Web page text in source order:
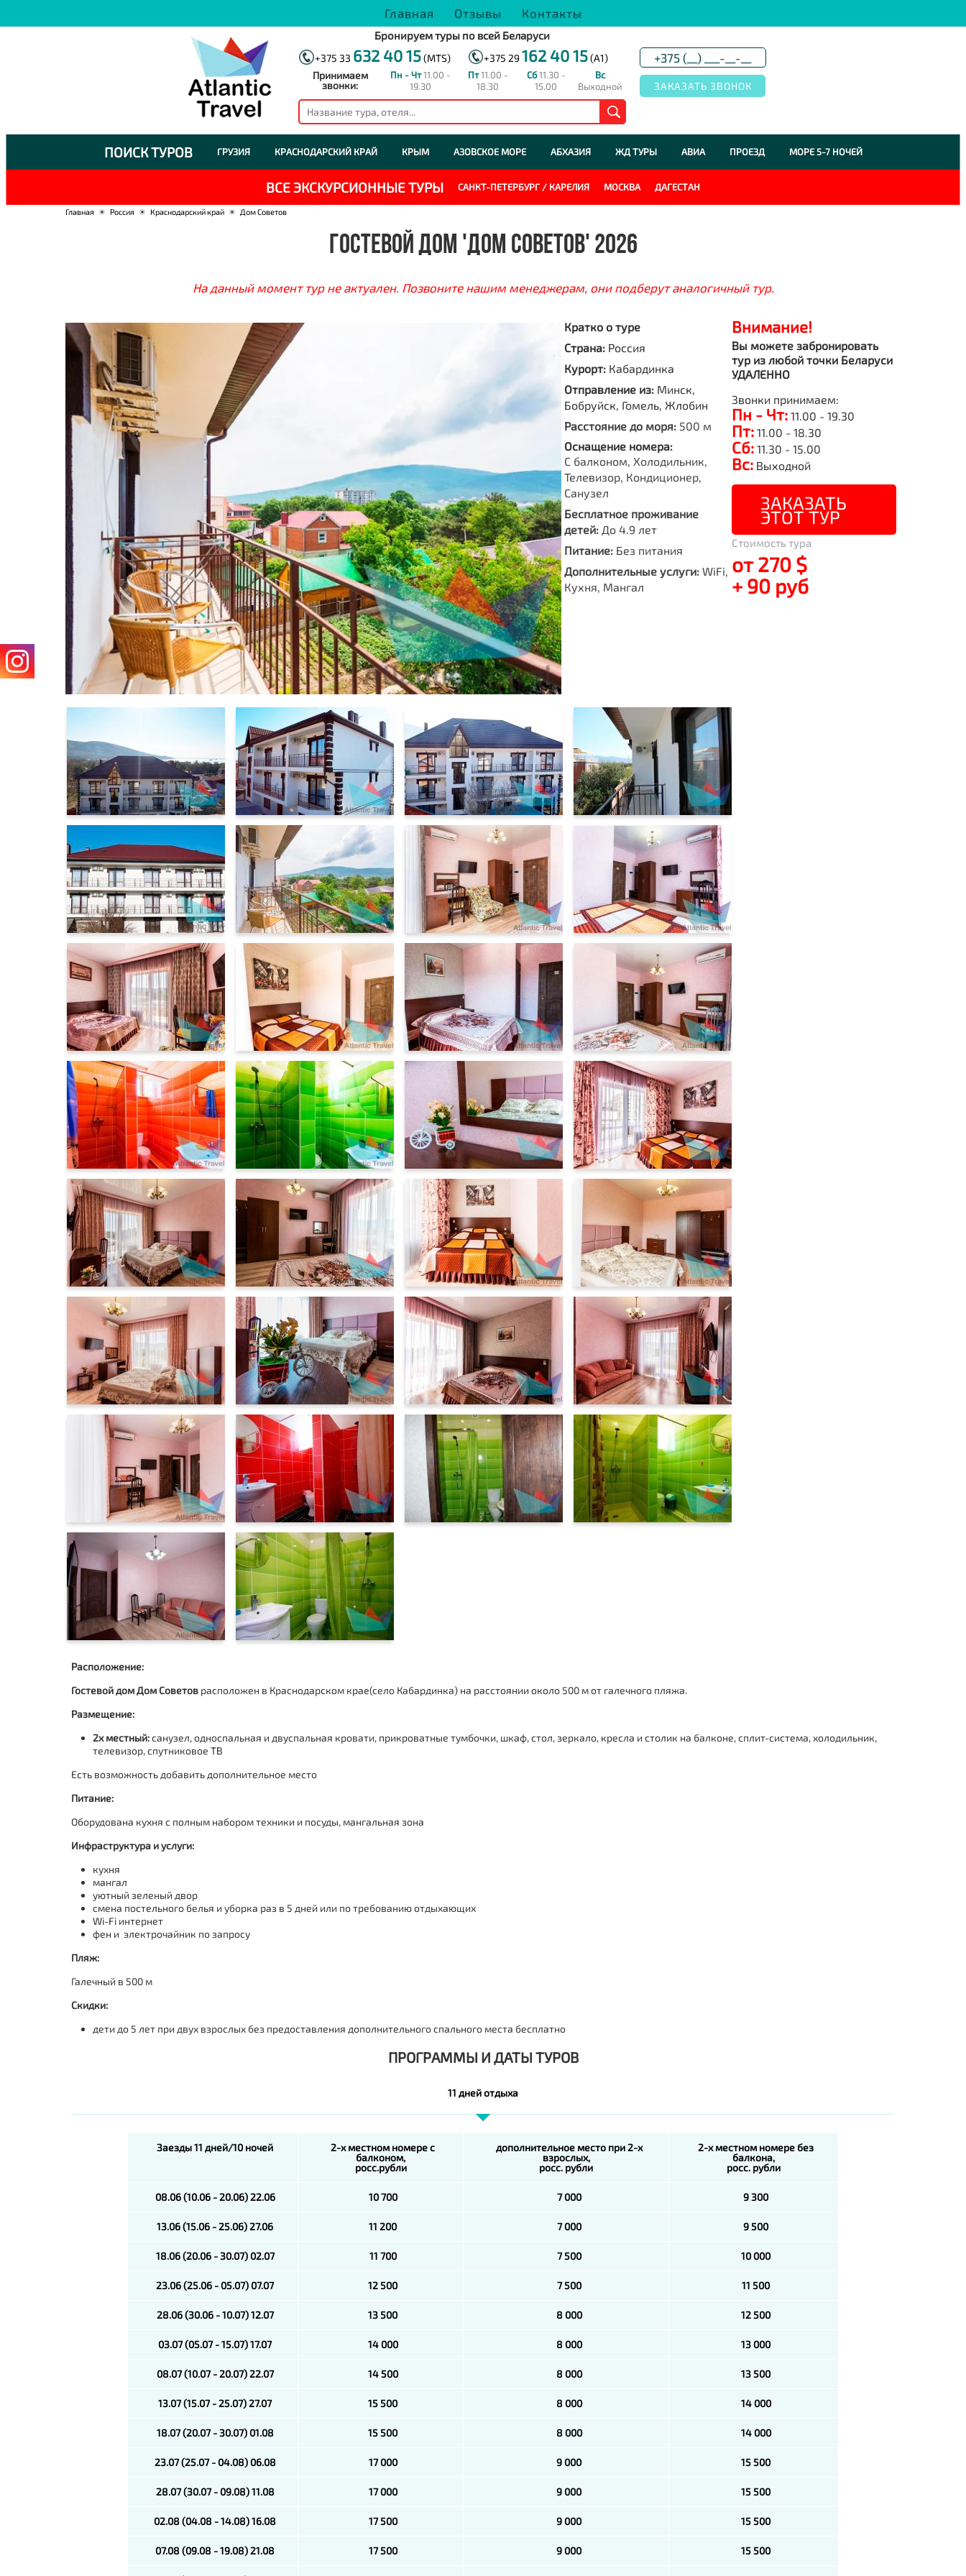
Главная Отзывы Контакты
Бронируем туры по всей Беларуси
+375 33 632 40 15(MTS) +375 29 162 40 15(A1)
Принимаем
звонки:
Пн - Чт11.00 -
19.30
Пт11.00 -
18.30
Сб11.30 -
15.00
Вс
Выходной
ПОИСК ТУРОВ ГРУЗИЯ КРАСНОДАРСКИЙ КРАЙ КРЫМ АЗОВСКОЕ МОРЕ АБХАЗИЯ ЖД ТУРЫ АВИА ПРОЕЗД МОРЕ 5-7 НОЧЕЙ
ВСЕ ЭКСКУРСИОННЫЕ ТУРЫ САНКТ-ПЕТЕРБУРГ / КАРЕЛИЯ МОСКВА ДАГЕСТАН
Главная ☀ Россия ☀ Краснодарский край ☀ Дом Советов
ГОСТЕВОЙ ДОМ 'ДОМ СОВЕТОВ' 2026
На данный момент тур не актуален. Позвоните нашим менеджерам, они подберут аналогичный тур.
Кратко о туре
Страна: Россия
Курорт: Кабардинка
Отправление из: Минск,
Бобруйск, Гомель, Жлобин
Расстояние до моря:500 м
Оснащение номера:
С балконом, Холодильник,
Телевизор, Кондиционер,
Санузел
Бесплатное проживание
детей:До 4.9 лет
Питание:Без питания
Дополнительные услуги:WiFi,
Кухня, Мангал
Внимание!
Вы можете забронировать
тур из любой точки Беларуси
УДАЛЕННО
Звонки принимаем:
Пн - Чт:11.00 - 19.30
Пт:11.00 - 18.30
Сб:11.30 - 15.00
Вс:Выходной
ЗАКАЗАТЬ
ЭТОТ ТУР
Стоимость тура
от 270 $
+ 90 руб
Расположение:
Гостевой дом Дом Советоврасположен в Краснодарском крае(село Кабардинка) на расстоянии около 500 м от галечного пляжа.
Размещение:
2х местный:санузел, односпальная и двуспальная кровати, прикроватные тумбочки, шкаф, стол, зеркало, кресла и столик на балконе, сплит-система, холодильник,
телевизор, спутниковое ТВ
Есть возможность добавить дополнительное место
Питание:
Оборудована кухня с полным набором техники и посуды, мангальная зона
Инфраструктура и услуги:
кухня
мангал
уютный зеленый двор
смена постельного белья и уборка раз в 5 дней или по требованию отдыхающих
Wi-Fi интернет
фен и электрочайник по запросу
Пляж:
Галечный в 500 м
Скидки:
дети до 5 лет при двух взрослых без предоставления дополнительного спального места бесплатно
ПРОГРАММЫ И ДАТЫ ТУРОВ
11 дней отдыха
Заезды 11 дней/10 ночей
2-х местном номере с
балконом,
росс.рубли
дополнительное место при 2-х
взрослых,
росс. рубли
2-х местном номере без
балкона,
росс. рубли
08.06 (10.06 - 20.06) 22.06 10 700 7 000 9 300
13.06 (15.06 - 25.06) 27.06 11 200 7 000 9 500
18.06 (20.06 - 30.07) 02.07 11 700 7 500 10 000
23.06 (25.06 - 05.07) 07.07 12 500 7 500 11 500
28.06 (30.06 - 10.07) 12.07 13 500 8 000 12 500
03.07 (05.07 - 15.07) 17.07 14 000 8 000 13 000
08.07 (10.07 - 20.07) 22.07 14 500 8 000 13 500
13.07 (15.07 - 25.07) 27.07 15 500 8 000 14 000
18.07 (20.07 - 30.07) 01.08 15 500 8 000 14 000
23.07 (25.07 - 04.08) 06.08 17 000 9 000 15 500
28.07 (30.07 - 09.08) 11.08 17 000 9 000 15 500
02.08 (04.08 - 14.08) 16.08 17 500 9 000 15 500
07.08 (09.08 - 19.08) 21.08 17 500 9 000 15 500